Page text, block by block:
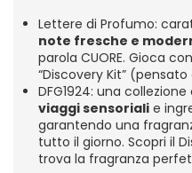
Lettere di Profumo:
note fresche e
parola CUORE. Gioca
“Discovery Kit”
DFG1924: una
viaggi sensoriali e
garantendo una
tutto il giorno. Scopri il
trova la fragranza